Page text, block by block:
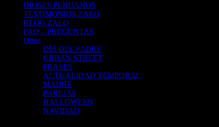
DIOSES PERUANOS
TESTIMONIOS ZALO
BLOG ZALO
FAQ – PREGUNTAS
Otros
DÍA DEL PADRE
URBAN STREET
FRASES
ACTUALIDAD TEMPORAL
MADRE
PAREJAS
HALLOWEEN
NAVIDAD